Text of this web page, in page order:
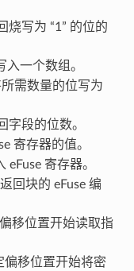
烧写为 “1” 的位的
入一个数组。
需数量的位写为
字段的位数。
寄存器的值。
eFuse 寄存器。
回块的 eFuse 编
移位置开始读取指
偏移位置开始将密